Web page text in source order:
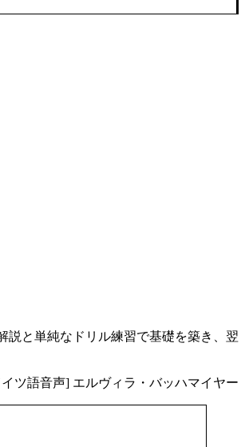
説と単純なドリル練習で基礎を築き、翌
ツ語音声] エルヴィラ・バッハマイヤー